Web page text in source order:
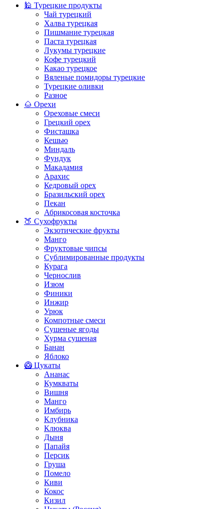
🕌 Турецкие продукты
Чай турецкий
Халва турецкая
Пишмание турецкая
Паста турецкая
Лукумы турецкие
Кофе турецкий
Какао турецкое
Вяленые помидоры турецкие
Турецкие оливки
Разное
🌰 Орехи
Ореховые смеси
Грецкий орех
Фисташка
Кешью
Миндаль
Фундук
Макадамия
Арахис
Кедровый орех
Бразильский орех
Пекан
Абрикосовая косточка
🍑 Сухофрукты
Экзотические фрукты
Манго
Фруктовые чипсы
Сублимированные продукты
Курага
Чернослив
Изюм
Финики
Инжир
Урюк
Компотные смеси
Сушеные ягоды
Хурма сушеная
Банан
Яблоко
🥝 Цукаты
Ананас
Кумкваты
Вишня
Манго
Имбирь
Клубника
Клюква
Дыня
Папайя
Персик
Груша
Помело
Киви
Кокос
Кизил